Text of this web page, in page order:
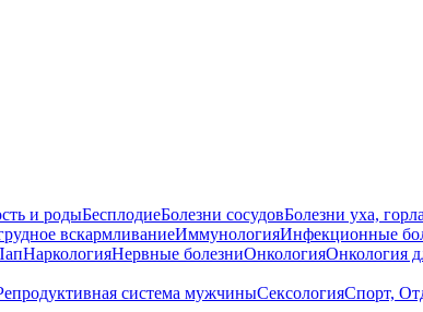
и родыБесплодиеБолезни сосудовБолезни уха,
вскармливаниеИммунологияИнфекционные
НаркологияНервные болезниОнкологияОнкология
система мужчиныСексологияСпорт,